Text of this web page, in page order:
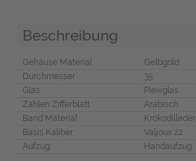
Beschreibung
Gehäuse Material
Gelbgold
Durchmesser
35
Glas
Plexiglas
Zahlen Zifferblatt
Arabisch
Band Material
Krokodilleder
Basis Kaliber
Valjoux 22
Aufzug
Handaufzug